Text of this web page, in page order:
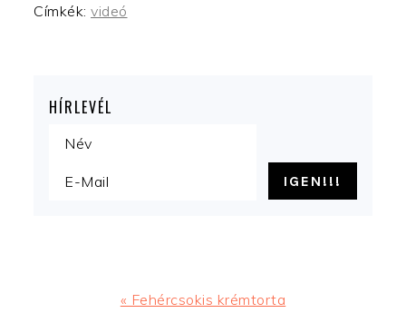
Címkék: videó
HÍRLEVÉL
Előző
« Fehércsokis krémtorta